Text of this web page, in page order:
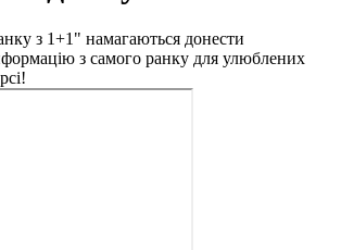
з 1+1" намагаються донести
з самого ранку для улюблених